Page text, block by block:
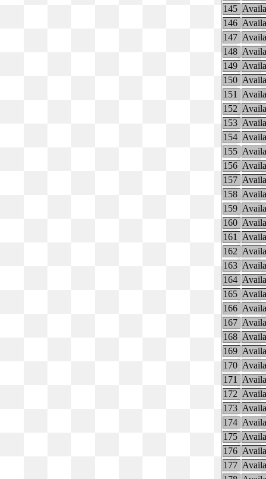
145
146
147
148
149
150
151
152
153
154
155
156
157
158
159
160
161
162
163
164
165
166
167
168
169
170
171
172
173
174
175
176
177